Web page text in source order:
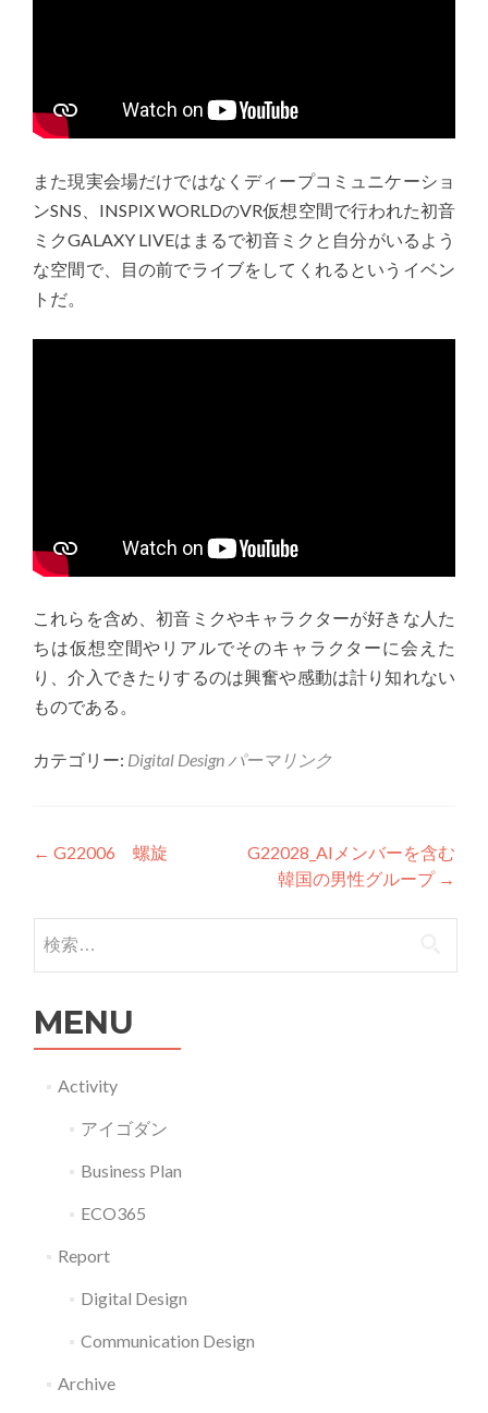
また現実会場だけではなくディープコミュニケーショ
ンSNS、INSPIX WORLDのVR仮想空間で行われた初音
ミクGALAXY LIVEはまるで初音ミクと自分がいるよう
な空間で、目の前でライブをしてくれるというイベン
トだ。
これらを含め、初音ミクやキャラクターが好きな人た
ちは仮想空間やリアルでそのキャラクターに会えた
り、介入できたりするのは興奮や感動は計り知れない
ものである。
カテゴリー: Digital Design パーマリンク
投稿ナビゲーション
← G22006 螺旋
G22028_AIメンバーを含む
韓国の男性グループ →
MENU
Activity
アイゴダン
Business Plan
ECO365
Report
Digital Design
Communication Design
Archive